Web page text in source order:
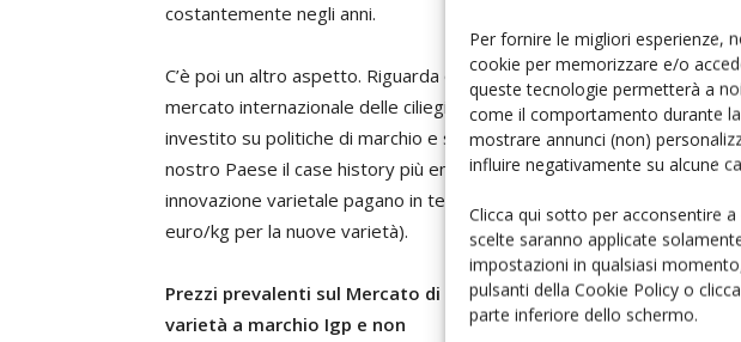
Per fornire le migliori esperienze,
cookie per memorizzare e/o
queste tecnologie permetterà a
come il comportamento durante
mostrare annunci (non)
influire negativamente su alcune
Clicca qui sotto per acconsentire
scelte saranno applicate
impostazioni in qualsiasi
pulsanti della Cookie Policy o
parte inferiore dello schermo.
costantemente negli anni.
C’è poi un altro aspetto. Riguarda quei territori che tradizionalmente
mercato internazionale delle ciliegie e che ancora riescono ad
investito su politiche di marchio e sull'alta qualità delle ciliegie. Il
nostro Paese il case history più emblematico è quello di Vignola,
innovazione varietale pagano in termini di prezzo (+0,90 euro/kg per
euro/kg per la nuove varietà).
Prezzi prevalenti sul Mercato di Vignola su cinque varietà di
varietà a marchio Igp e non